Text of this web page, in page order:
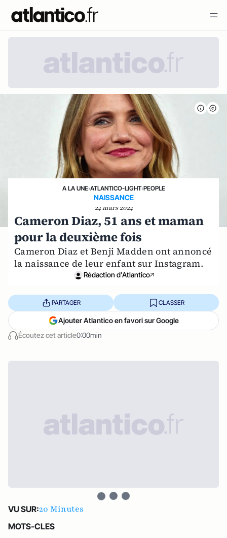
A LA UNE›ATLANTICO-LIGHT›PEOPLE
NAISSANCE
24 mars 2024
Cameron Diaz, 51 ans et maman
pour la deuxième fois
Cameron Diaz et Benji Madden ont annoncé
la naissance de leur enfant sur Instagram.
Rédaction d'Atlantico
Écoutez cet article0:00min
PARTAGER CLASSER
Ajouter Atlantico en favori sur Google
VU SUR:20 Minutes
MOTS-CLES